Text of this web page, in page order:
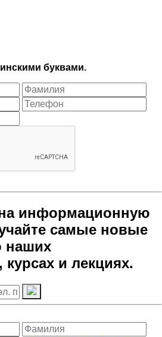
буквами.
информационную
самые новые
наших
и лекциях.